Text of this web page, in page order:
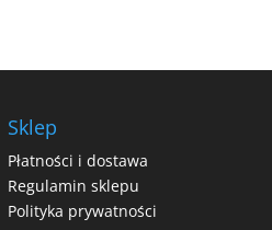
Sklep
Płatności i dostawa
Regulamin sklepu
Polityka prywatności